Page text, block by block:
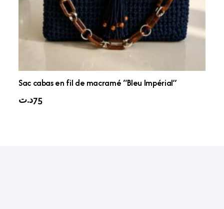
Sac cabas en fil de macramé “Bleu Impérial”
75د.ت